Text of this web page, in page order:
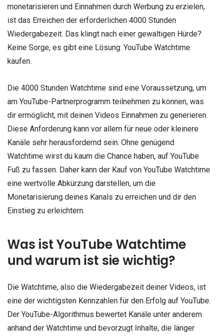
monetarisieren und Einnahmen durch Werbung zu erzielen,
ist das Erreichen der erforderlichen 4000 Stunden
Wiedergabezeit. Das klingt nach einer gewaltigen Hürde?
Keine Sorge, es gibt eine Lösung: YouTube Watchtime
kaufen.
Die 4000 Stunden Watchtime sind eine Voraussetzung, um
am YouTube-Partnerprogramm teilnehmen zu können, was
dir ermöglicht, mit deinen Videos Einnahmen zu generieren.
Diese Anforderung kann vor allem für neue oder kleinere
Kanäle sehr herausfordernd sein. Ohne genügend
Watchtime wirst du kaum die Chance haben, auf YouTube
Fuß zu fassen. Daher kann der Kauf von YouTube Watchtime
eine wertvolle Abkürzung darstellen, um die
Monetarisierung deines Kanals zu erreichen und dir den
Einstieg zu erleichtern.
Was ist YouTube Watchtime
und warum ist sie wichtig?
Die Watchtime, also die Wiedergabezeit deiner Videos, ist
eine der wichtigsten Kennzahlen für den Erfolg auf YouTube.
Der YouTube-Algorithmus bewertet Kanäle unter anderem
anhand der Watchtime und bevorzugt Inhalte, die länger